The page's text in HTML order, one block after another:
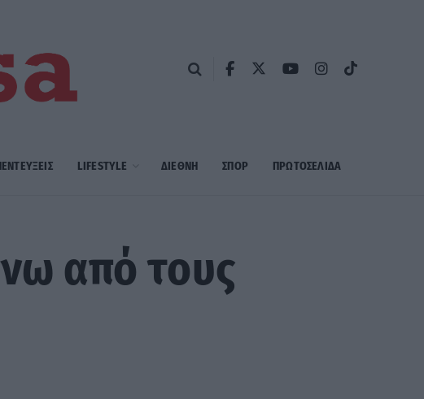
LIFESTYLE ΔΙΕΘΝΗ ΣΠΟΡ ΠΡΩΤΟΣΈΛΙΔΑ
από τους